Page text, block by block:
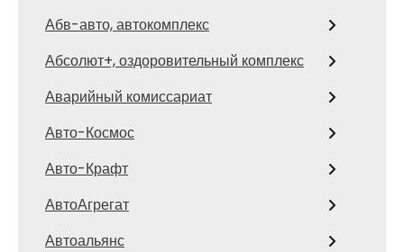
Абв-авто, автокомплекс
Абсолют+, оздоровительный комплекс
Аварийный комиссариат
Авто-Космос
Авто-Крафт
АвтоАгрегат
Автоальянс